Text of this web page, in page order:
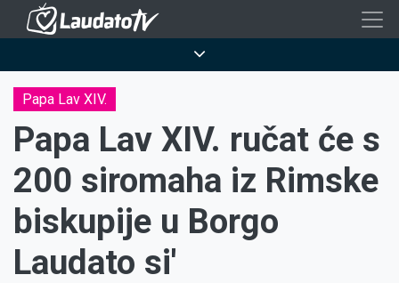
Skoči
sadržaj
Papa Lav XIV.
Papa Lav XIV. ručat će s
200 siromaha iz Rimske
biskupije u Borgo
Laudato si'